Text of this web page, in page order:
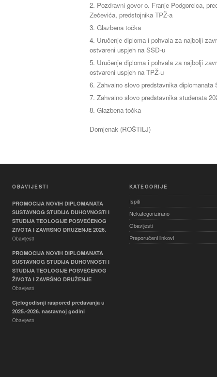
Pozdravni govor o. Franje Podgorelca,
Zečevića, predstojnika TPŽ-a
Glazbena točka
Uručenje diploma i pohvala za najbolji
ostvareni uspjeh na SSD-u
Uručenje diploma i pohvala za najbolji
ostvareni uspjeh na TPŽ-u
Zahvalno slovo predstavnika diplomanata
Zahvalno slovo predstavnika studenata
Glazbena točka
Domjenak (ROŠTILJ)
OBAVIJESTI
PROMOCIJA NOVIH DIPLOMANATA
SUSTAVNOG STUDIJA DUHOVNOSTI I
STUDIJA TEOLOGIJE POSVEĆENOG
ŽIVOTA I ZAVRŠNO DRUŽENJE 2026.
Obavijesti
PROMOCIJA NOVIH DIPLOMANATA
SUSTAVNOG STUDIJA DUHOVNOSTI I
STUDIJA TEOLOGIJE POSVEĆENOG
ŽIVOTA I ZAVRŠNO DRUŽENJE
Obavijesti
Cjelogodišnji raspored predavanja u
2025.-2026. nastavnoj godini
Obavijesti
KATEGORIJE
Ispiti
Nekategorizirano
Obavijesti
Preporučeni linkovi